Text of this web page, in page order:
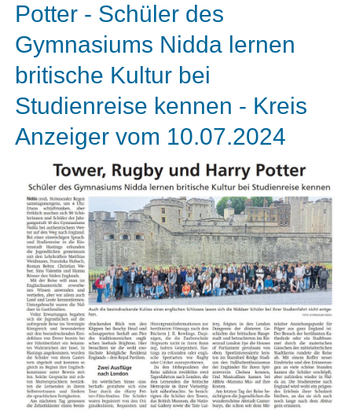
Potter - Schüler des
Gymnasiums Nidda lernen
britische Kultur bei
Studienreise kennen - Kreis
Anzeiger vom 10.07.2024